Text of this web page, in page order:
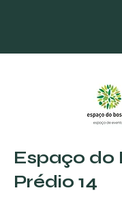
Espaço do
Prédio 14